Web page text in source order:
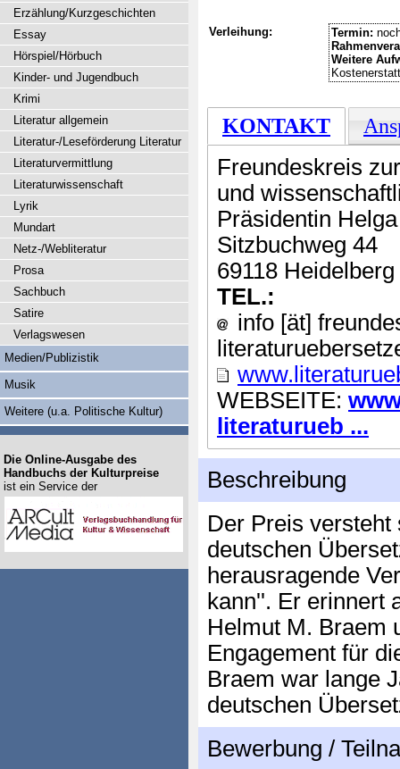
Verleihung: Termin:
Weitere
KONTAKT
Freundeskreis
und
Präsidentin
Sitzbuchweg 44
69118 Heidelberg
TEL.:
info [ät]
WEBSEITE:
literaturueb ...
Beschreibung
Der Preis versteht
deutschen
herausragende
kann''. Er erinnert
Helmut M. Braem
Engagement für
Braem war lange
deutschen
Bewerbung /
Erzählung/Kurzgeschichten
Essay
Hörspiel/Hörbuch
Kinder- und Jugendbuch
Krimi
Literatur allgemein
Literatur-/Leseförderung Literatur
Literaturvermittlung
Literaturwissenschaft
Lyrik
Mundart
Netz-/Webliteratur
Prosa
Sachbuch
Satire
Verlagswesen
Medien/Publizistik
Musik
Weitere (u.a. Politische Kultur)
Die Online-Ausgabe des
Handbuchs der Kulturpreise
ist ein Service der